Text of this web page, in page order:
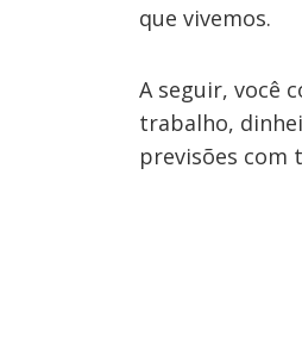
que vivemos.
A seguir, você
trabalho,
previsões com